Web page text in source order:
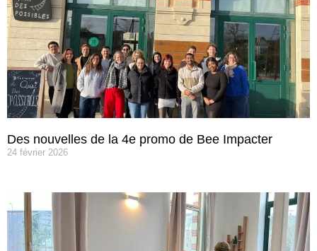
Des nouvelles de la 4e promo de Bee Impacter
24 février 2026